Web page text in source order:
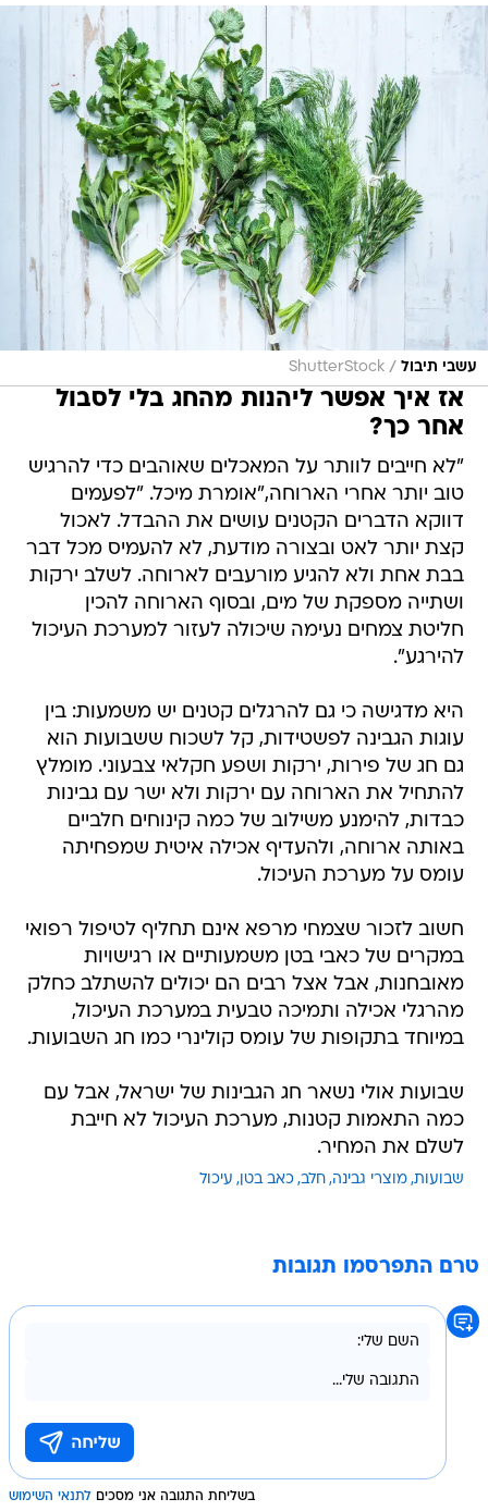
עשבי תיבול /
ShutterStock
אז איך אפשר ליהנות מהחג בלי לסבול
אחר כך?
"לא חייבים לוותר על המאכלים שאוהבים כדי להרגיש
טוב יותר אחרי הארוחה,"אומרת מיכל. "לפעמים
דווקא הדברים הקטנים עושים את ההבדל. לאכול
קצת יותר לאט ובצורה מודעת, לא להעמיס מכל דבר
בבת אחת ולא להגיע מורעבים לארוחה. לשלב ירקות
ושתייה מספקת של מים, ובסוף הארוחה להכין
חליטת צמחים נעימה שיכולה לעזור למערכת העיכול
להירגע".
היא מדגישה כי גם להרגלים קטנים יש משמעות: בין
עוגות הגבינה לפשטידות, קל לשכוח ששבועות הוא
גם חג של פירות, ירקות ושפע חקלאי צבעוני. מומלץ
להתחיל את הארוחה עם ירקות ולא ישר עם גבינות
כבדות, להימנע משילוב של כמה קינוחים חלביים
באותה ארוחה, ולהעדיף אכילה איטית שמפחיתה
עומס על מערכת העיכול.
חשוב לזכור שצמחי מרפא אינם תחליף לטיפול רפואי
במקרים של כאבי בטן משמעותיים או רגישויות
מאובחנות, אבל אצל רבים הם יכולים להשתלב כחלק
מהרגלי אכילה ותמיכה טבעית במערכת העיכול,
במיוחד בתקופות של עומס קולינרי כמו חג השבועות.
שבועות אולי נשאר חג הגבינות של ישראל, אבל עם
כמה התאמות קטנות, מערכת העיכול לא חייבת
לשלם את המחיר.
שבועות מוצרי גבינה חלב כאב בטן עיכול
טרם התפרסמו תגובות
בשליחת התגובה אני מסכים לתנאי השימוש